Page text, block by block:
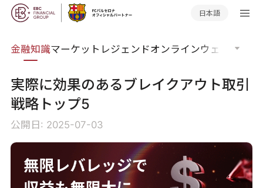
日本語
金融知識マーケットレジェンドオンラインウェビナー
実際に効果のあるブレイクアウト取引
戦略トップ5
公開日: 2025-07-03